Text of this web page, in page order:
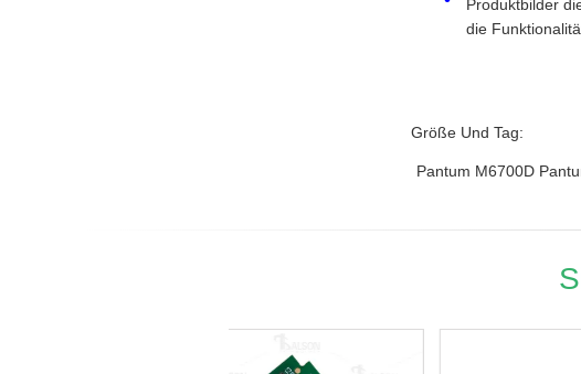
Produktbilder
die
Größe Und Tag:
Pantum M6700D